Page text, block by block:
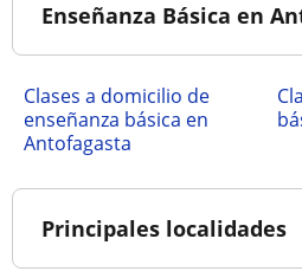
Enseñanza Básica en
Clases a domicilio de
enseñanza básica en
Antofagasta
Clases de enseñanza
Principales localidades